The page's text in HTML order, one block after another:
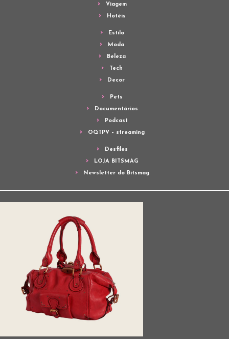
Viagem
Hotéis
Estilo
Moda
Beleza
Tech
Decor
Pets
Documentários
Podcast
OQTPV – streaming
Desfiles
LOJA BITSMAG
Newsletter do Bitsmag